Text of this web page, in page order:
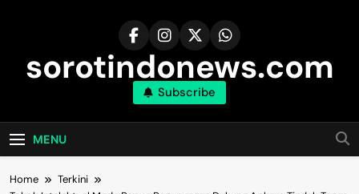
sorotindonews.com
Subscribe
MENU
Home
Terkini